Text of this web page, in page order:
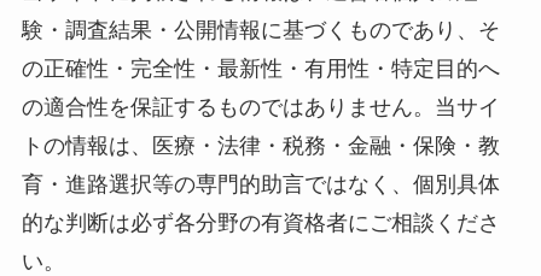
験・調査結果・公開情報に基づくものであり、そ
の正確性・完全性・最新性・有用性・特定目的へ
の適合性を保証するものではありません。当サイ
トの情報は、医療・法律・税務・金融・保険・教
育・進路選択等の専門的助言ではなく、個別具体
的な判断は必ず各分野の有資格者にご相談くださ
い。